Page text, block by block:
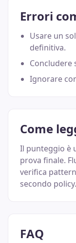
Errori
Usare un
definitiva.
Concludere
Ignorare
Come
Il punteggio è
prova finale.
verifica
secondo policy.
FAQ